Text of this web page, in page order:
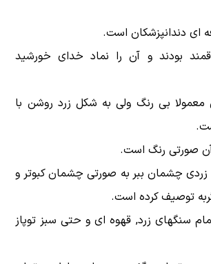
ای دندانپزشکان است.
بودند و آن را نماد خدای خورشید
بی رنگ ولی به شکل زرد روشن با
صورتی رنگ است.
زردی چشمان ببر به صورتی چشمان کبوتر و
توصیف کرده است.
سنگهای زرد, قهوه ای و حتی سبز توپاز